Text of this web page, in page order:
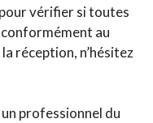
vérifier si toutes
au
réception, n’hésitez
professionnel du